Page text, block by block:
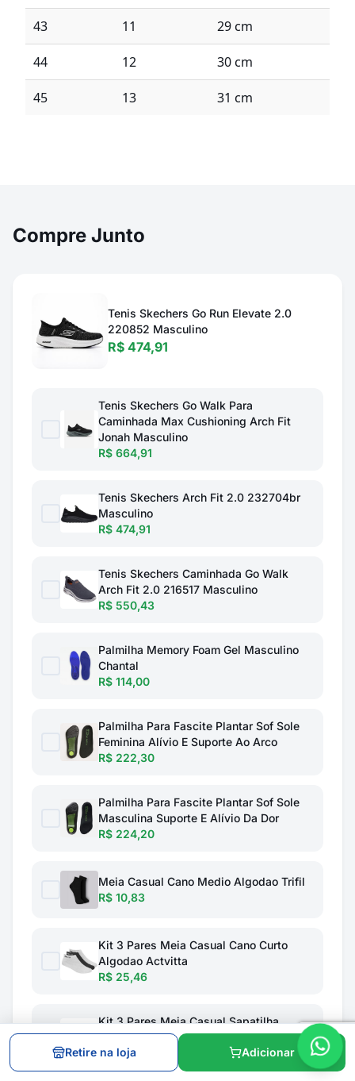
43 11 29 cm
44 12 30 cm
45 13 31 cm
Compre Junto
Tenis Skechers Go Run Elevate 2.0
220852 Masculino
R$ 474,91
Tenis Skechers Go Walk Para
Caminhada Max Cushioning Arch Fit
Jonah Masculino
R$ 664,91
Tenis Skechers Arch Fit 2.0 232704br
Masculino
R$ 474,91
Tenis Skechers Caminhada Go Walk
Arch Fit 2.0 216517 Masculino
R$ 550,43
Palmilha Memory Foam Gel Masculino
Chantal
R$ 114,00
Palmilha Para Fascite Plantar Sof Sole
Feminina Alívio E Suporte Ao Arco
R$ 222,30
Palmilha Para Fascite Plantar Sof Sole
Masculina Suporte E Alívio Da Dor
R$ 224,20
Meia Casual Cano Medio Algodao Trifil
R$ 10,83
Kit 3 Pares Meia Casual Cano Curto
Algodao Actvitta
R$ 25,46
Kit 3 Pares Meia Casual Sapatilha
Algodao Actvitta
R$ 26,22
Retire na loja Adicionar